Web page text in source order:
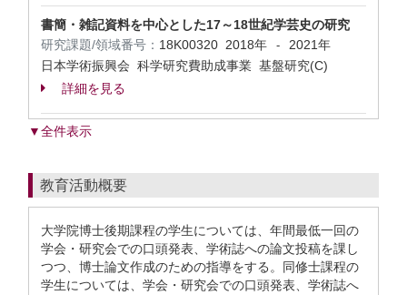
書簡・雑記資料を中心とした17～18世紀学芸史の研究
研究課題/領域番号： 18K00320 2018年 -
2021年
日本学術振興会 科学研究費助成事業 基盤研究(C)
詳細を見る
▼全件表示
教育活動概要
大学院博士後期課程の学生については、年間最低一回の
学会・研究会での口頭発表、学術誌への論文投稿を課し
つつ、博士論文作成のための指導をする。同修士課程の
学生については、学会・研究会での口頭発表、学術誌へ